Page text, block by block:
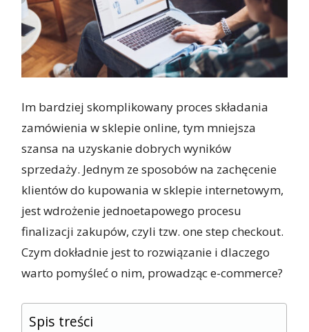
Im bardziej skomplikowany proces składania
zamówienia w sklepie online, tym mniejsza
szansa na uzyskanie dobrych wyników
sprzedaży. Jednym ze sposobów na zachęcenie
klientów do kupowania w sklepie internetowym,
jest wdrożenie jednoetapowego procesu
finalizacji zakupów, czyli tzw. one step checkout.
Czym dokładnie jest to rozwiązanie i dlaczego
warto pomyśleć o nim, prowadząc e-commerce?
Spis treści